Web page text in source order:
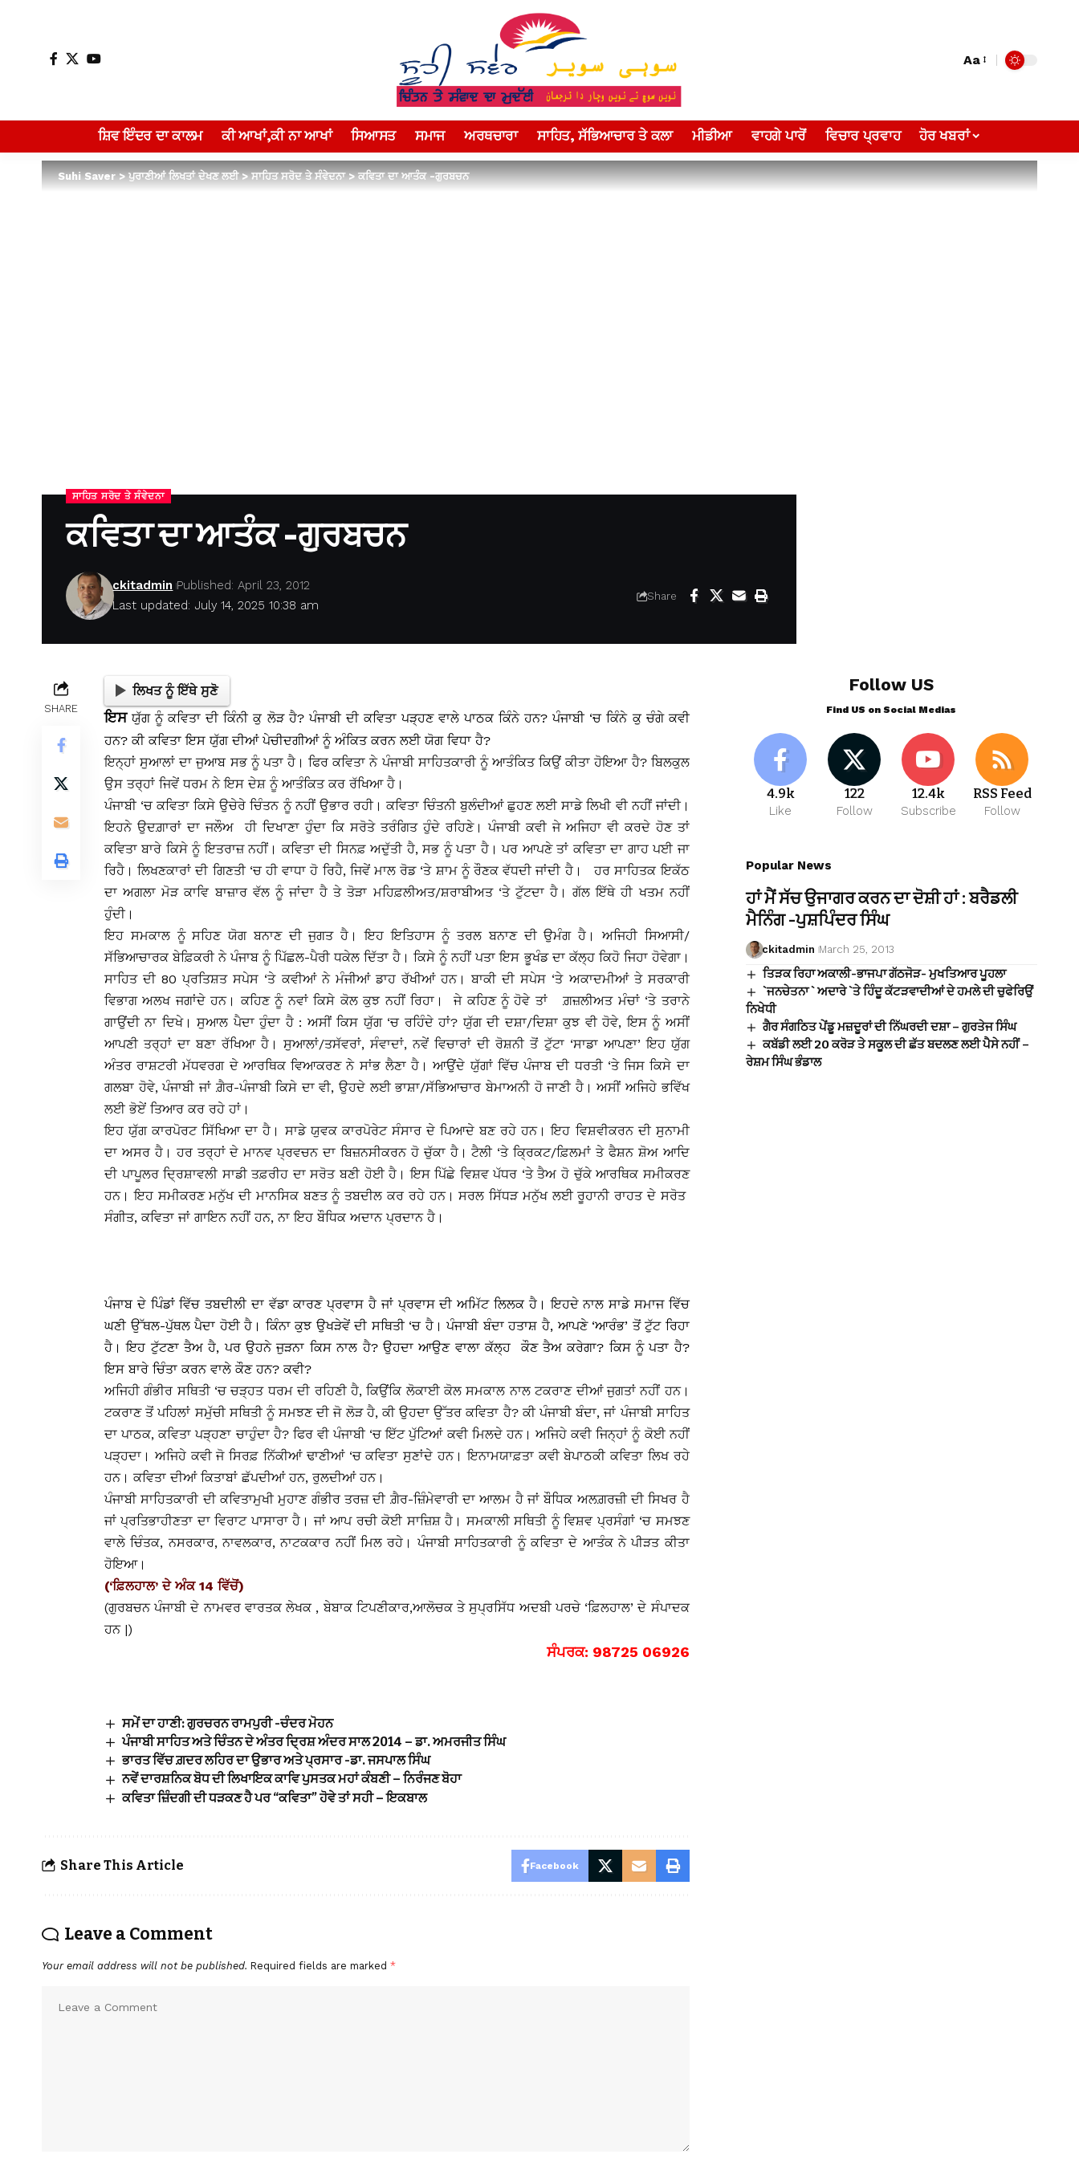
Aa
ਸ਼ਿਵ ਇੰਦਰ ਦਾ ਕਾਲਮ ਕੀ ਆਖਾਂ,ਕੀ ਨਾ ਆਖਾਂ ਸਿਆਸਤ ਸਮਾਜ ਅਰਥਚਾਰਾ ਸਾਹਿਤ, ਸੱਭਿਆਚਾਰ ਤੇ ਕਲਾ ਮੀਡੀਆ ਵਾਹਗੇ ਪਾਰੋਂ ਵਿਚਾਰ ਪ੍ਰਵਾਹ ਹੋਰ ਖਬਰਾਂ
Suhi Saver>ਪੁਰਾਣੀਆਂ ਲਿਖਤਾਂ ਦੇਖਣ ਲਈ>ਸਾਹਿਤ ਸਰੋਦ ਤੇ ਸੰਵੇਦਨਾ>ਕਵਿਤਾ ਦਾ ਆਤੰਕ -ਗੁਰਬਚਨ
ਸਾਹਿਤ ਸਰੋਦ ਤੇ ਸੰਵੇਦਨਾ
ਕਵਿਤਾ ਦਾ ਆਤੰਕ -ਗੁਰਬਚਨ
Last updated: July 14, 2025 10:38 am
ckitadmin Published: April 23, 2012
Share
SHARE
ਲਿਖਤ ਨੂੰ ਇੱਥੇ ਸੁਣੋ
ਇਸਯੁੱਗ ਨੂੰ ਕਵਿਤਾ ਦੀ ਕਿੰਨੀ ਕੁ ਲੋੜ ਹੈ? ਪੰਜਾਬੀ ਦੀ ਕਵਿਤਾ ਪੜ੍ਹਣ ਵਾਲੇ ਪਾਠਕ ਕਿੰਨੇ ਹਨ? ਪੰਜਾਬੀ ‘ਚ ਕਿੰਨੇ ਕੁ ਚੰਗੇ ਕਵੀ
ਹਨ? ਕੀ ਕਵਿਤਾ ਇਸ ਯੁੱਗ ਦੀਆਂ ਪੇਚੀਦਗੀਆਂ ਨੂੰ ਅੰਕਿਤ ਕਰਨ ਲਈ ਯੋਗ ਵਿਧਾ ਹੈ?
ਇਨ੍ਹਾਂ ਸੁਆਲਾਂ ਦਾ ਜੁਆਬ ਸਭ ਨੂੰ ਪਤਾ ਹੈ। ਫਿਰ ਕਵਿਤਾ ਨੇ ਪੰਜਾਬੀ ਸਾਹਿਤਕਾਰੀ ਨੂੰ ਆਤੰਕਿਤ ਕਿਉਂ ਕੀਤਾ ਹੋਇਆ ਹੈ? ਬਿਲਕੁਲ
ਉਸ ਤਰ੍ਹਾਂ ਜਿਵੇਂ ਧਰਮ ਨੇ ਇਸ ਦੇਸ਼ ਨੂੰ ਆਤੰਕਿਤ ਕਰ ਰੱਖਿਆ ਹੈ।
ਪੰਜਾਬੀ ‘ਚ ਕਵਿਤਾ ਕਿਸੇ ਉਚੇਰੇ ਚਿੰਤਨ ਨੂੰ ਨਹੀਂ ਉਭਾਰ ਰਹੀ। ਕਵਿਤਾ ਚਿੰਤਨੀ ਬੁਲੰਦੀਆਂ ਛੁਹਣ ਲਈ ਸਾਡੇ ਲਿਖੀ ਵੀ ਨਹੀਂ ਜਾਂਦੀ।
ਇਹਨੇ ਉਦਗ਼ਾਰਾਂ ਦਾ ਜਲੌਅ ਹੀ ਦਿਖਾਣਾ ਹੁੰਦਾ ਕਿ ਸਰੋਤੇ ਤਰੰਗਿਤ ਹੁੰਦੇ ਰਹਿਣੇ। ਪੰਜਾਬੀ ਕਵੀ ਜੇ ਅਜਿਹਾ ਵੀ ਕਰਦੇ ਹੋਣ ਤਾਂ
ਕਵਿਤਾ ਬਾਰੇ ਕਿਸੇ ਨੂੰ ਇਤਰਾਜ਼ ਨਹੀਂ। ਕਵਿਤਾ ਦੀ ਸਿਨਫ਼ ਅਦੁੱਤੀ ਹੈ, ਸਭ ਨੂੰ ਪਤਾ ਹੈ। ਪਰ ਆਪਣੇ ਤਾਂ ਕਵਿਤਾ ਦਾ ਗਾਹ ਪਈ ਜਾ
ਰਿਹੈ। ਲਿਖਣਕਾਰਾਂ ਦੀ ਗਿਣਤੀ ‘ਚ ਹੀ ਵਾਧਾ ਹੋ ਰਿਹੈ, ਜਿਵੇਂ ਮਾਲ ਰੋਡ ‘ਤੇ ਸ਼ਾਮ ਨੂੰ ਰੌਣਕ ਵੱਧਦੀ ਜਾਂਦੀ ਹੈ। ਹਰ ਸਾਹਿਤਕ ਇਕੱਠ
ਦਾ ਅਗਲਾ ਮੋੜ ਕਾਵਿ ਬਾਜ਼ਾਰ ਵੱਲ ਨੂੰ ਜਾਂਦਾ ਹੈ ਤੇ ਤੋੜਾ ਮਹਿਫ਼ਲੀਅਤ/ਸ਼ਰਾਬੀਅਤ ‘ਤੇ ਟੁੱਟਦਾ ਹੈ। ਗੱਲ ਇੱਥੇ ਹੀ ਖਤਮ ਨਹੀਂ
ਹੁੰਦੀ।
ਇਹ ਸਮਕਾਲ ਨੂੰ ਸਹਿਣ ਯੋਗ ਬਨਾਣ ਦੀ ਜੁਗਤ ਹੈ। ਇਹ ਇਤਿਹਾਸ ਨੂੰ ਤਰਲ ਬਨਾਣ ਦੀ ਉਮੰਗ ਹੈ। ਅਜਿਹੀ ਸਿਆਸੀ/
ਸੱਭਿਆਚਾਰਕ ਬੇਫ਼ਿਕਰੀ ਨੇ ਪੰਜਾਬ ਨੂੰ ਪਿੱਛਲ-ਪੈਰੀ ਧਕੇਲ ਦਿੱਤਾ ਹੈ। ਕਿਸੇ ਨੂੰ ਨਹੀਂ ਪਤਾ ਇਸ ਭੂਖੰਡ ਦਾ ਕੱਲ੍ਹ ਕਿਹੋ ਜਿਹਾ ਹੋਵੇਗਾ।
ਸਾਹਿਤ ਦੀ 80 ਪ੍ਰਤਿਸ਼ਤ ਸਪੇਸ ‘ਤੇ ਕਵੀਆਂ ਨੇ ਮੰਜੀਆਂ ਡਾਹ ਰੱਖੀਆਂ ਹਨ। ਬਾਕੀ ਦੀ ਸਪੇਸ ‘ਤੇ ਅਕਾਦਮੀਆਂ ਤੇ ਸਰਕਾਰੀ
ਵਿਭਾਗ ਅਲਖ ਜਗਾਂਦੇ ਹਨ। ਕਹਿਣ ਨੂੰ ਨਵਾਂ ਕਿਸੇ ਕੋਲ ਕੁਝ ਨਹੀਂ ਰਿਹਾ। ਜੇ ਕਹਿਣ ਨੂੰ ਹੋਵੇ ਤਾਂ ਗ਼ਜ਼ਲੀਅਤ ਮੰਚਾਂ ‘ਤੇ ਤਰਾਨੇ
ਗਾਉਂਦੀ ਨਾ ਦਿਖੇ। ਸੁਆਲ ਪੈਦਾ ਹੁੰਦਾ ਹੈ : ਅਸੀਂ ਕਿਸ ਯੁੱਗ ‘ਚ ਰਹਿੰਦੇ ਹਾਂ? ਯੁੱਗ ਦੀ ਦਸ਼ਾ/ਦਿਸ਼ਾ ਕੁਝ ਵੀ ਹੋਵੇ, ਇਸ ਨੂੰ ਅਸੀਂ
ਆਪਣੀ ਤਰ੍ਹਾਂ ਦਾ ਬਣਾ ਰੱਖਿਆ ਹੈ। ਸੁਆਲਾਂ/ਤਸੱਵਰਾਂ, ਸੰਵਾਦਾਂ, ਨਵੇਂ ਵਿਚਾਰਾਂ ਦੀ ਰੋਸ਼ਨੀ ਤੋਂ ਟੁੱਟਾ ‘ਸਾਡਾ ਆਪਣਾ’ ਇਹ ਯੁੱਗ
ਅੰਤਰ ਰਾਸ਼ਟਰੀ ਮੱਧਵਰਗ ਦੇ ਆਰਥਿਕ ਵਿਆਕਰਣ ਨੇ ਸਾਂਭ ਲੈਣਾ ਹੈ। ਆਉਂਦੇ ਯੁੱਗਾਂ ਵਿੱਚ ਪੰਜਾਬ ਦੀ ਧਰਤੀ ‘ਤੇ ਜਿਸ ਕਿਸੇ ਦਾ
ਗਲਬਾ ਹੋਵੇ, ਪੰਜਾਬੀ ਜਾਂ ਗ਼ੈਰ-ਪੰਜਾਬੀ ਕਿਸੇ ਦਾ ਵੀ, ਉਹਦੇ ਲਈ ਭਾਸ਼ਾ/ਸੱਭਿਆਚਾਰ ਬੇਮਾਅਨੀ ਹੋ ਜਾਣੀ ਹੈ। ਅਸੀਂ ਅਜਿਹੇ ਭਵਿੱਖ
ਲਈ ਭੋਏਂ ਤਿਆਰ ਕਰ ਰਹੇ ਹਾਂ।
ਇਹ ਯੁੱਗ ਕਾਰਪੋਰਟ ਸਿੱਖਿਆ ਦਾ ਹੈ। ਸਾਡੇ ਯੁਵਕ ਕਾਰਪੋਰੇਟ ਸੰਸਾਰ ਦੇ ਪਿਆਦੇ ਬਣ ਰਹੇ ਹਨ। ਇਹ ਵਿਸ਼ਵੀਕਰਨ ਦੀ ਸੁਨਾਮੀ
ਦਾ ਅਸਰ ਹੈ। ਹਰ ਤਰ੍ਹਾਂ ਦੇ ਮਾਨਵ ਪ੍ਰਵਚਨ ਦਾ ਬਿਜ਼ਨਸੀਕਰਨ ਹੋ ਚੁੱਕਾ ਹੈ। ਟੈਲੀ ‘ਤੇ ਕ੍ਰਿਕਟ/ਫ਼ਿਲਮਾਂ ਤੇ ਫੈਸ਼ਨ ਸ਼ੋਅ ਆਦਿ
ਦੀ ਪਾਪੂਲਰ ਦ੍ਰਿਸ਼ਾਵਲੀ ਸਾਡੀ ਤਫ਼ਰੀਹ ਦਾ ਸਰੋਤ ਬਣੀ ਹੋਈ ਹੈ। ਇਸ ਪਿੱਛੇ ਵਿਸ਼ਵ ਪੱਧਰ ‘ਤੇ ਤੈਅ ਹੋ ਚੁੱਕੇ ਆਰਥਿਕ ਸਮੀਕਰਣ
ਹਨ। ਇਹ ਸਮੀਕਰਣ ਮਨੁੱਖ ਦੀ ਮਾਨਸਿਕ ਬਣਤ ਨੂੰ ਤਬਦੀਲ ਕਰ ਰਹੇ ਹਨ। ਸਰਲ ਸਿੱਧੜ ਮਨੁੱਖ ਲਈ ਰੂਹਾਨੀ ਰਾਹਤ ਦੇ ਸਰੋਤ
ਸੰਗੀਤ, ਕਵਿਤਾ ਜਾਂ ਗਾਇਨ ਨਹੀਂ ਹਨ, ਨਾ ਇਹ ਬੌਧਿਕ ਅਦਾਨ ਪ੍ਰਦਾਨ ਹੈ।
ਪੰਜਾਬ ਦੇ ਪਿੰਡਾਂ ਵਿੱਚ ਤਬਦੀਲੀ ਦਾ ਵੱਡਾ ਕਾਰਣ ਪ੍ਰਵਾਸ ਹੈ ਜਾਂ ਪ੍ਰਵਾਸ ਦੀ ਅਮਿੱਟ ਲਿਲਕ ਹੈ। ਇਹਦੇ ਨਾਲ ਸਾਡੇ ਸਮਾਜ ਵਿੱਚ
ਘਣੀ ਉੱਥਲ-ਪੁੱਥਲ ਪੈਦਾ ਹੋਈ ਹੈ। ਕਿੰਨਾ ਕੁਝ ਉਖੜੇਵੇਂ ਦੀ ਸਥਿਤੀ ‘ਚ ਹੈ। ਪੰਜਾਬੀ ਬੰਦਾ ਹਤਾਸ਼ ਹੈ, ਆਪਣੇ ‘ਆਰੰਭ’ ਤੋਂ ਟੁੱਟ ਰਿਹਾ
ਹੈ। ਇਹ ਟੁੱਟਣਾ ਤੈਅ ਹੈ, ਪਰ ਉਹਨੇ ਜੁੜਨਾ ਕਿਸ ਨਾਲ ਹੈ? ਉਹਦਾ ਆਉਣ ਵਾਲਾ ਕੱਲ੍ਹ ਕੌਣ ਤੈਅ ਕਰੇਗਾ? ਕਿਸ ਨੂੰ ਪਤਾ ਹੈ?
ਇਸ ਬਾਰੇ ਚਿੰਤਾ ਕਰਨ ਵਾਲੇ ਕੌਣ ਹਨ? ਕਵੀ?
ਅਜਿਹੀ ਗੰਭੀਰ ਸਥਿਤੀ ‘ਚ ਚੜ੍ਹਤ ਧਰਮ ਦੀ ਰਹਿਣੀ ਹੈ, ਕਿਉਂਕਿ ਲੋਕਾਈ ਕੋਲ ਸਮਕਾਲ ਨਾਲ ਟਕਰਾਣ ਦੀਆਂ ਜੁਗਤਾਂ ਨਹੀਂ ਹਨ।
ਟਕਰਾਣ ਤੋਂ ਪਹਿਲਾਂ ਸਮੁੱਚੀ ਸਥਿਤੀ ਨੂੰ ਸਮਝਣ ਦੀ ਜੋ ਲੋੜ ਹੈ, ਕੀ ਉਹਦਾ ਉੱਤਰ ਕਵਿਤਾ ਹੈ? ਕੀ ਪੰਜਾਬੀ ਬੰਦਾ, ਜਾਂ ਪੰਜਾਬੀ ਸਾਹਿਤ
ਦਾ ਪਾਠਕ, ਕਵਿਤਾ ਪੜ੍ਹਣਾ ਚਾਹੁੰਦਾ ਹੈ? ਫਿਰ ਵੀ ਪੰਜਾਬੀ ‘ਚ ਇੱਟ ਪੁੱਟਿਆਂ ਕਵੀ ਮਿਲਦੇ ਹਨ। ਅਜਿਹੇ ਕਵੀ ਜਿਨ੍ਹਾਂ ਨੂੰ ਕੋਈ ਨਹੀਂ
ਪੜ੍ਹਦਾ। ਅਜਿਹੇ ਕਵੀ ਜੋ ਸਿਰਫ਼ ਨਿੱਕੀਆਂ ਢਾਣੀਆਂ ‘ਚ ਕਵਿਤਾ ਸੁਣਾਂਦੇ ਹਨ। ਇਨਾਮਯਾਫ਼ਤਾ ਕਵੀ ਬੇਪਾਠਕੀ ਕਵਿਤਾ ਲਿਖ ਰਹੇ
ਹਨ। ਕਵਿਤਾ ਦੀਆਂ ਕਿਤਾਬਾਂ ਛੱਪਦੀਆਂ ਹਨ, ਰੁਲਦੀਆਂ ਹਨ।
ਪੰਜਾਬੀ ਸਾਹਿਤਕਾਰੀ ਦੀ ਕਵਿਤਾਮੁਖੀ ਮੁਹਾਣ ਗੰਭੀਰ ਤਰਜ਼ ਦੀ ਗ਼ੈਰ-ਜ਼ਿੰਮੇਵਾਰੀ ਦਾ ਆਲਮ ਹੈ ਜਾਂ ਬੌਧਿਕ ਅਲਗ਼ਰਜ਼ੀ ਦੀ ਸਿਖਰ ਹੈ
ਜਾਂ ਪ੍ਰਤਿਭਾਹੀਣਤਾ ਦਾ ਵਿਰਾਟ ਪਾਸਾਰਾ ਹੈ। ਜਾਂ ਆਪ ਰਚੀ ਕੋਈ ਸਾਜ਼ਿਸ਼ ਹੈ। ਸਮਕਾਲੀ ਸਥਿਤੀ ਨੂੰ ਵਿਸ਼ਵ ਪ੍ਰਸੰਗਾਂ ‘ਚ ਸਮਝਣ
ਵਾਲੇ ਚਿੰਤਕ, ਨਸਰਕਾਰ, ਨਾਵਲਕਾਰ, ਨਾਟਕਕਾਰ ਨਹੀਂ ਮਿਲ ਰਹੇ। ਪੰਜਾਬੀ ਸਾਹਿਤਕਾਰੀ ਨੂੰ ਕਵਿਤਾ ਦੇ ਆਤੰਕ ਨੇ ਪੀੜਤ ਕੀਤਾ
ਹੋਇਆ।
(‘ਫ਼ਿਲਹਾਲ’ ਦੇ ਅੰਕ 14 ਵਿੱਚੋਂ)
(ਗੁਰਬਚਨ ਪੰਜਾਬੀ ਦੇ ਨਾਮਵਰ ਵਾਰਤਕ ਲੇਖਕ , ਬੇਬਾਕ ਟਿਪਣੀਕਾਰ,ਆਲੋਚਕ ਤੇ ਸੁਪ੍ਰਸਿੱਧ ਅਦਬੀ ਪਰਚੇ ‘ਫ਼ਿਲਹਾਲ’ ਦੇ ਸੰਪਾਦਕ
ਹਨ |)
ਸੰਪਰਕ: 98725 06926
ਸਮੇਂ ਦਾ ਹਾਣੀ: ਗੁਰਚਰਨ ਰਾਮਪੁਰੀ -ਚੰਦਰ ਮੋਹਨ
ਪੰਜਾਬੀ ਸਾਹਿਤ ਅਤੇ ਚਿੰਤਨ ਦੇ ਅੰਤਰ ਦ੍ਰਿਸ਼ ਅੰਦਰ ਸਾਲ 2014 – ਡਾ. ਅਮਰਜੀਤ ਸਿੰਘ
ਭਾਰਤ ਵਿੱਚ ਗ਼ਦਰ ਲਹਿਰ ਦਾ ਉਭਾਰ ਅਤੇ ਪ੍ਰਸਾਰ -ਡਾ. ਜਸਪਾਲ ਸਿੰਘ
ਨਵੇਂ ਦਾਰਸ਼ਨਿਕ ਬੋਧ ਦੀ ਲਿਖਾਇਕ ਕਾਵਿ ਪੁਸਤਕ ਮਹਾਂ ਕੰਬਣੀ – ਨਿਰੰਜਣ ਬੋਹਾ
ਕਵਿਤਾ ਜ਼ਿੰਦਗੀ ਦੀ ਧੜਕਣ ਹੈ ਪਰ “ਕਵਿਤਾ” ਹੋਵੇ ਤਾਂ ਸਹੀ – ਇਕਬਾਲ
Share This Article Facebook
Leave a Comment
Your email address will not be published. Required fields are marked *
Follow US
Find US on Social Medias
4.9k
Like
122
Follow
12.4k
Subscribe
RSS Feed
Follow
Popular News
ਹਾਂ ਮੈਂ ਸੱਚ ਉਜਾਗਰ ਕਰਨ ਦਾ ਦੋਸ਼ੀ ਹਾਂ : ਬਰੈਡਲੀ
ਮੈਨਿੰਗ -ਪੁਸ਼ਪਿੰਦਰ ਸਿੰਘ
ckitadmin March 25, 2013
ਤਿੜਕ ਰਿਹਾ ਅਕਾਲੀ-ਭਾਜਪਾ ਗੱਠਜੋੜ- ਮੁਖਤਿਆਰ ਪੂਹਲਾ
`ਜਨਚੇਤਨਾ ` ਅਦਾਰੇ `ਤੇ ਹਿੰਦੂ ਕੱਟੜਵਾਦੀਆਂ ਦੇ ਹਮਲੇ ਦੀ ਚੁਫੇਰਿਉਂ
ਨਿਖੇਧੀ
ਗੈਰ ਸੰਗਠਿਤ ਪੇਂਡੂ ਮਜ਼ਦੂਰਾਂ ਦੀ ਨਿੱਘਰਦੀ ਦਸ਼ਾ – ਗੁਰਤੇਜ ਸਿੰਘ
ਕਬੱਡੀ ਲਈ 20 ਕਰੋੜ ਤੇ ਸਕੂਲ ਦੀ ਛੱਤ ਬਦਲਣ ਲਈ ਪੈਸੇ ਨਹੀਂ –
ਰੇਸ਼ਮ ਸਿੰਘ ਭੰਡਾਲ